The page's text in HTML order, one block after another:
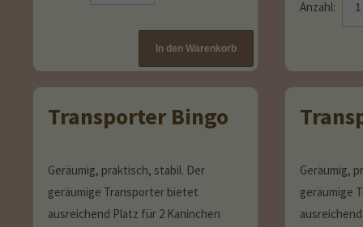
Anzahl:
Transporter Bingo
Geräumig, praktisch, stabil. Der
geräumige Transporter bietet
ausreichend Platz für 2 Kaninchen
Geräumig,
geräumige